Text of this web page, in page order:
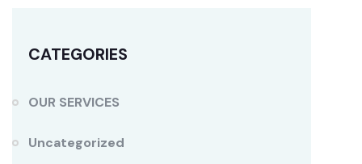
CATEGORIES
OUR SERVICES
Uncategorized